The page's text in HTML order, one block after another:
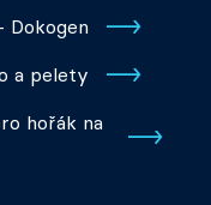
Dokogen
a pelety
hořák na